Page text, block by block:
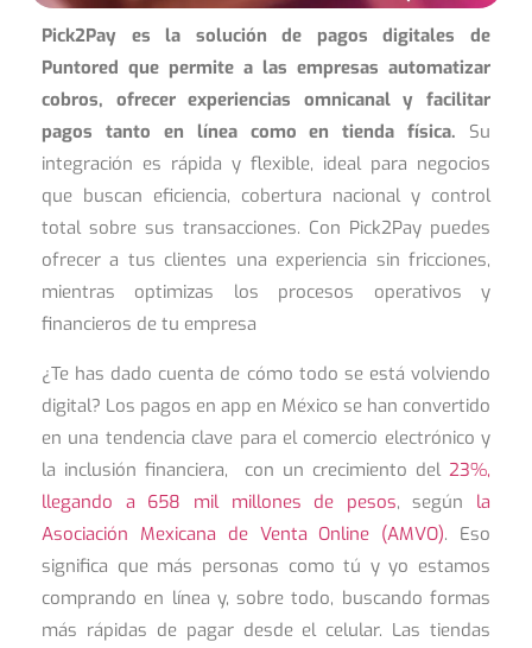
Pick2Pay es la solución de pagos digitales de
Puntored que permite a las empresas automatizar
cobros, ofrecer experiencias omnicanal y facilitar
pagos tanto en línea como en tienda física. Su
integración es rápida y flexible, ideal para negocios
que buscan eficiencia, cobertura nacional y control
total sobre sus transacciones. Con Pick2Pay puedes
ofrecer a tus clientes una experiencia sin fricciones,
mientras optimizas los procesos operativos y
financieros de tu empresa
¿Te has dado cuenta de cómo todo se está volviendo
digital? Los pagos en app en México se han convertido
en una tendencia clave para el comercio electrónico y
la inclusión financiera, con un crecimiento del 23%,
llegando a 658 mil millones de pesos, según la
Asociación Mexicana de Venta Online (AMVO). Eso
significa que más personas como tú y yo estamos
comprando en línea y, sobre todo, buscando formas
más rápidas de pagar desde el celular. Las tiendas